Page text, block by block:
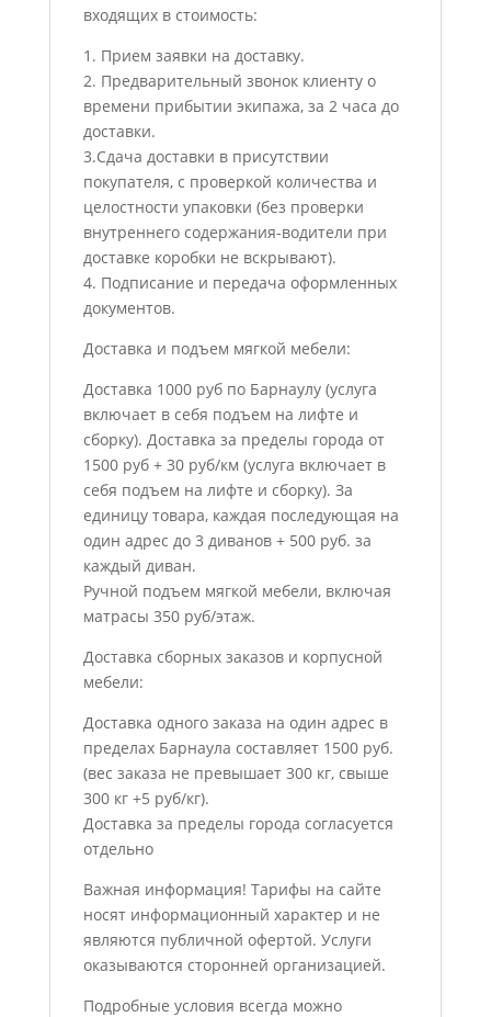
входящих в стоимость:
1. Прием заявки на доставку.
2. Предварительный звонок клиенту о
времени прибытии экипажа, за 2 часа до
доставки.
3.Сдача доставки в присутствии
покупателя, с проверкой количества и
целостности упаковки (без проверки
внутреннего содержания-водители при
доставке коробки не вскрывают).
4. Подписание и передача оформленных
документов.
Доставка и подъем мягкой мебели:
Доставка 1000 руб по Барнаулу (услуга
включает в себя подъем на лифте и
сборку). Доставка за пределы города от
1500 руб + 30 руб/км (услуга включает в
себя подъем на лифте и сборку). За
единицу товара, каждая последующая на
один адрес до 3 диванов + 500 руб. за
каждый диван.
Ручной подъем мягкой мебели, включая
матрасы 350 руб/этаж.
Доставка сборных заказов и корпусной
мебели:
Доставка одного заказа на один адрес в
пределах Барнаула составляет 1500 руб.
(вес заказа не превышает 300 кг, свыше
300 кг +5 руб/кг).
Доставка за пределы города согласуется
отдельно
Важная информация! Тарифы на сайте
носят информационный характер и не
являются публичной офертой. Услуги
оказываются сторонней организацией.
Подробные условия всегда можно